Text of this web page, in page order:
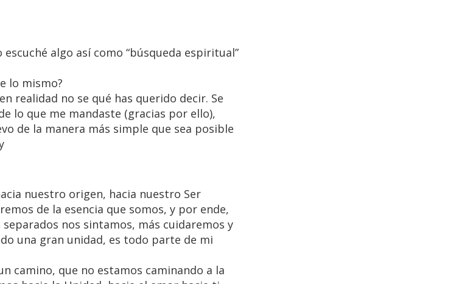
algo así como “búsqueda espiritual”
lo mismo?
realidad no se qué has querido decir. Se
lo que me mandaste (gracias por ello),
de la manera más simple que sea posible
nuestro origen, hacia nuestro Ser
de la esencia que somos, y por ende,
nos sintamos, más cuidaremos y
una gran unidad, es todo parte de mi
camino, que no estamos caminando a la